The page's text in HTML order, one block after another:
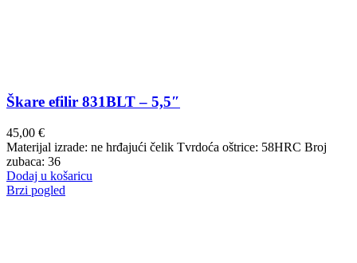
Škare efilir 831BLT – 5,5″
45,00 €
Materijal izrade: ne hrđajući čelik Tvrdoća oštrice: 58HRC Broj
zubaca: 36
Dodaj u košaricu
Brzi pogled